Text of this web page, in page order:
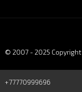
© 2007 - 2025 Copyright
+77770999696